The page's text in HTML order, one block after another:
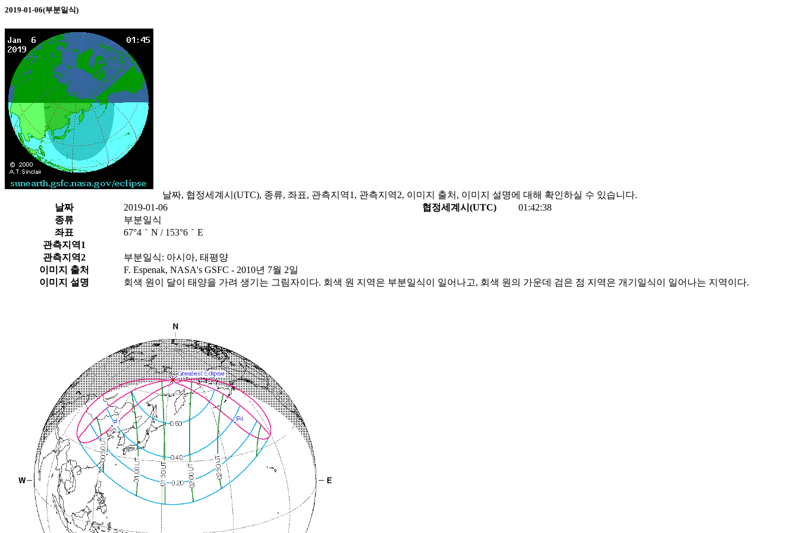
2019-01-06(부분일식)
날짜, 협정세계시(UTC), 종류, 좌표, 관측지역1, 관측지역2, 이미지 출처, 이미지 설명에 대해 확인하실 수 있습니다.
날짜
2019-01-06 협정세계시(UTC)
01:42:38
종류
부분일식
좌표
67°4｀N / 153°6｀E
관측지역1
관측지역2
부분일식: 아시아, 태평양
이미지 출처
F. Espenak, NASA's GSFC - 2010년 7월 2일
이미지 설명
회색 원이 달이 태양을 가려 생기는 그림자이다. 회색 원 지역은 부분일식이 일어나고, 회색 원의 가운데 검은 점 지역은 개기일식이 일어나는 지역이다.